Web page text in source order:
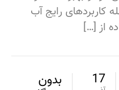
کاربردهای رایج آب
از […]
17 بدون